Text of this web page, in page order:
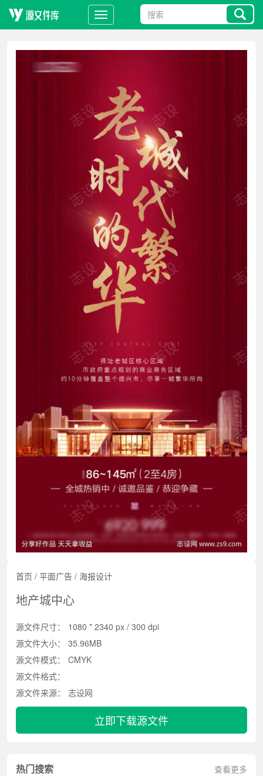
首页 / 平面广告 / 海报设计
地产城中心
源文件尺寸：
1080 * 2340 px / 300 dpi
源文件大小：
35.96MB
源文件模式：
CMYK
源文件格式：
源文件来源：
志设网
立即下载源文件
热门搜索 查看更多